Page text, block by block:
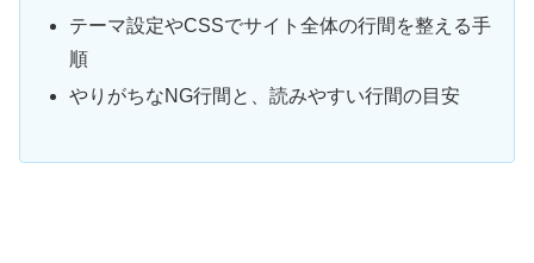
テーマ設定やCSSでサイト全体の行間を整える手
順
やりがちなNG行間と、読みやすい行間の目安